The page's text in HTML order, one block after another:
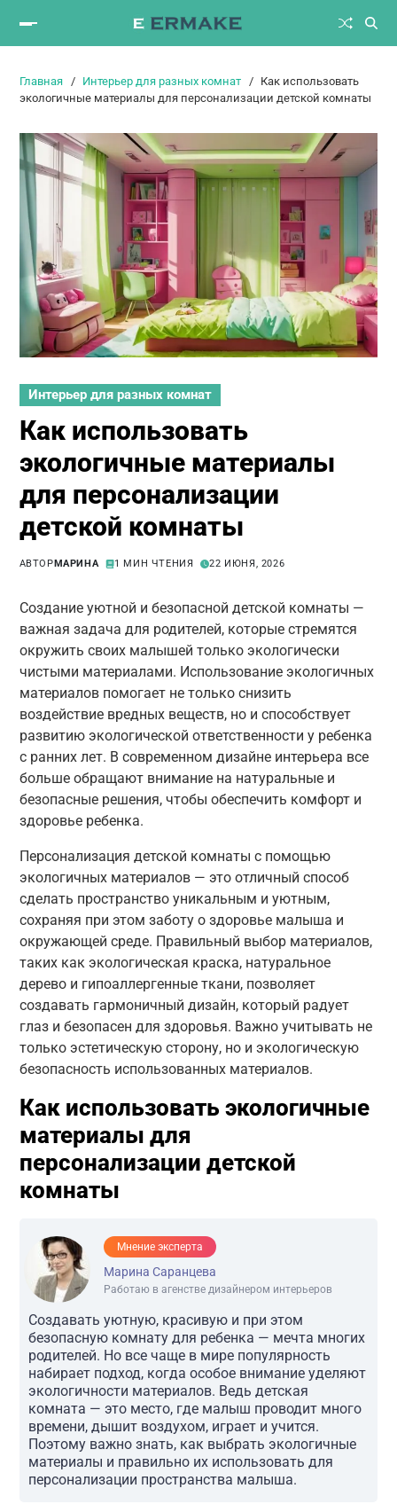
Главная Интерьер для разных комнат
Как использовать
экологичные материалы для персонализации детской комнаты
Интерьер для разных комнат
Как использовать
экологичные материалы
для персонализации
детской комнаты
АВТОРМАРИНА 1 МИН ЧТЕНИЯ 22 ИЮНЯ, 2026
Создание уютной и безопасной детской комнаты —
важная задача для родителей, которые стремятся
окружить своих малышей только экологически
чистыми материалами. Использование экологичных
материалов помогает не только снизить
воздействие вредных веществ, но и способствует
развитию экологической ответственности у ребенка
с ранних лет. В современном дизайне интерьера все
больше обращают внимание на натуральные и
безопасные решения, чтобы обеспечить комфорт и
здоровье ребенка.
Персонализация детской комнаты с помощью
экологичных материалов — это отличный способ
сделать пространство уникальным и уютным,
сохраняя при этом заботу о здоровье малыша и
окружающей среде. Правильный выбор материалов,
таких как экологическая краска, натуральное
дерево и гипоаллергенные ткани, позволяет
создавать гармоничный дизайн, который радует
глаз и безопасен для здоровья. Важно учитывать не
только эстетическую сторону, но и экологическую
безопасность использованных материалов.
Как использовать экологичные
материалы для
персонализации детской
комнаты
Мнение эксперта
Марина Саранцева
Работаю в агенстве дизайнером интерьеров
Создавать уютную, красивую и при этом
безопасную комнату для ребенка — мечта многих
родителей. Но все чаще в мире популярность
набирает подход, когда особое внимание уделяют
экологичности материалов. Ведь детская
комната — это место, где малыш проводит много
времени, дышит воздухом, играет и учится.
Поэтому важно знать, как выбрать экологичные
материалы и правильно их использовать для
персонализации пространства малыша.